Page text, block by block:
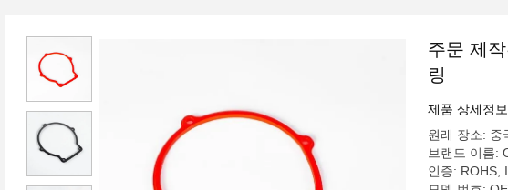
주문 제
링
제품 상세정보
원래 장소: 중
브랜드 이름:
인증: ROHS,